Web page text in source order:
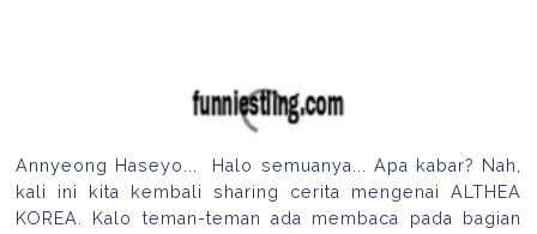
Annyeong Haseyo... Halo semuanya... Apa kabar? Nah,
kali ini kita kembali sharing cerita mengenai ALTHEA
KOREA. Kalo teman-teman ada membaca pada bagian